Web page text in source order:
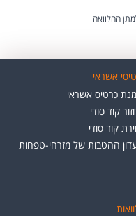
ההלוואה
אשראי
כרטיס אשראי
קוד סודי
קוד סודי
ההטבות של מזרחי-טפחות